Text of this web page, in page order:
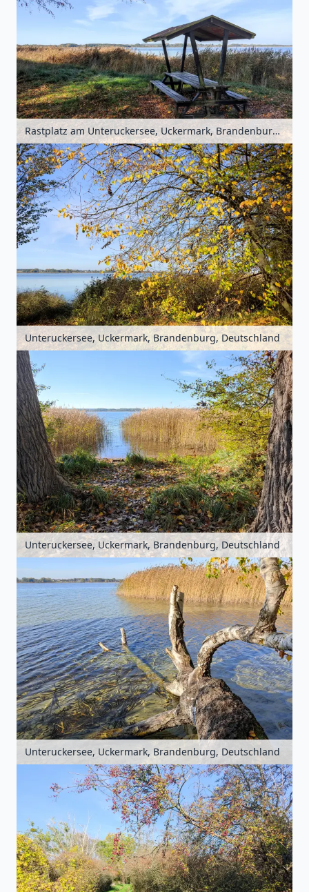
Rastplatz am Unteruckersee, Uckermark, Brandenburg, Deutschland
Unteruckersee, Uckermark, Brandenburg, Deutschland
Unteruckersee, Uckermark, Brandenburg, Deutschland
Unteruckersee, Uckermark, Brandenburg, Deutschland